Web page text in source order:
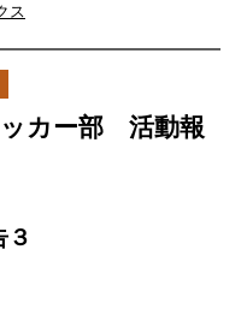
ス
カー部 活動報